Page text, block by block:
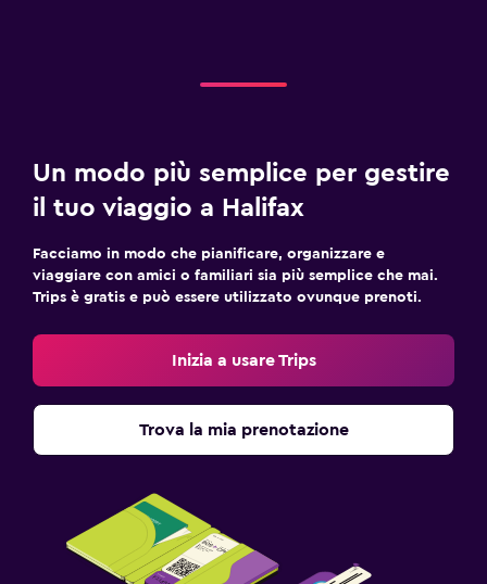
Un modo più semplice per gestire
il tuo viaggio a Halifax
Facciamo in modo che pianificare, organizzare e
viaggiare con amici o familiari sia più semplice che mai.
Trips è gratis e può essere utilizzato ovunque prenoti.
Inizia a usare Trips
Trova la mia prenotazione